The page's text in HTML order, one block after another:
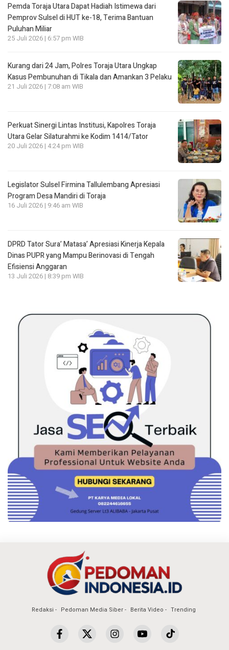
Pemda Toraja Utara Dapat Hadiah Istimewa dari
Pemprov Sulsel di HUT ke-18, Terima Bantuan
Puluhan Miliar
25 Juli 2026 | 6:57 pm WIB
Kurang dari 24 Jam, Polres Toraja Utara Ungkap
Kasus Pembunuhan di Tikala dan Amankan 3 Pelaku
21 Juli 2026 | 7:08 am WIB
Perkuat Sinergi Lintas Institusi, Kapolres Toraja
Utara Gelar Silaturahmi ke Kodim 1414/Tator
20 Juli 2026 | 4:24 pm WIB
Legislator Sulsel Firmina Tallulembang Apresiasi
Program Desa Mandiri di Toraja
16 Juli 2026 | 9:46 am WIB
DPRD Tator Sura’ Matasa’ Apresiasi Kinerja Kepala
Dinas PUPR yang Mampu Berinovasi di Tengah
Efisiensi Anggaran
13 Juli 2026 | 8:39 pm WIB
Redaksi Pedoman Media Siber Berita Video Trending